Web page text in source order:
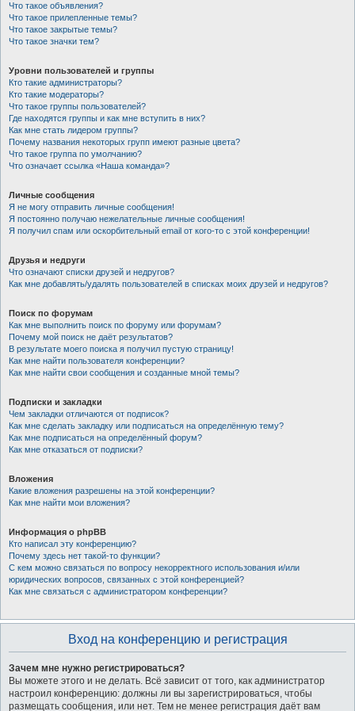
Что такое объявления?
Что такое прилепленные темы?
Что такое закрытые темы?
Что такое значки тем?
Уровни пользователей и группы
Кто такие администраторы?
Кто такие модераторы?
Что такое группы пользователей?
Где находятся группы и как мне вступить в них?
Как мне стать лидером группы?
Почему названия некоторых групп имеют разные цвета?
Что такое группа по умолчанию?
Что означает ссылка «Наша команда»?
Личные сообщения
Я не могу отправить личные сообщения!
Я постоянно получаю нежелательные личные сообщения!
Я получил спам или оскорбительный email от кого-то с этой конференции!
Друзья и недруги
Что означают списки друзей и недругов?
Как мне добавлять/удалять пользователей в списках моих друзей и недругов?
Поиск по форумам
Как мне выполнить поиск по форуму или форумам?
Почему мой поиск не даёт результатов?
В результате моего поиска я получил пустую страницу!
Как мне найти пользователя конференции?
Как мне найти свои сообщения и созданные мной темы?
Подписки и закладки
Чем закладки отличаются от подписок?
Как мне сделать закладку или подписаться на определённую тему?
Как мне подписаться на определённый форум?
Как мне отказаться от подписки?
Вложения
Какие вложения разрешены на этой конференции?
Как мне найти мои вложения?
Информация о phpBB
Кто написал эту конференцию?
Почему здесь нет такой-то функции?
С кем можно связаться по вопросу некорректного использования и/или
юридических вопросов, связанных с этой конференцией?
Как мне связаться с администратором конференции?
Вход на конференцию и регистрация
Зачем мне нужно регистрироваться?
Вы можете этого и не делать. Всё зависит от того, как администратор
настроил конференцию: должны ли вы зарегистрироваться, чтобы
размещать сообщения, или нет. Тем не менее регистрация даёт вам